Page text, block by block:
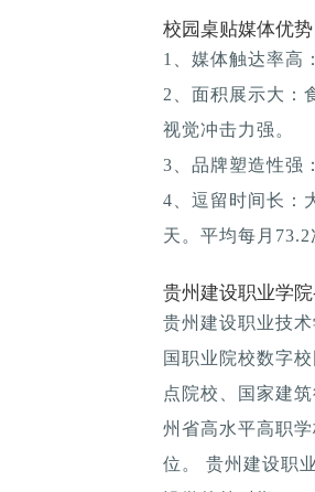
校园桌贴媒体优势
1、媒体触达率高
2、面积展示大：
视觉冲击力强。
3、品牌塑造性强
4、逗留时间长：
天。平均每月73.2
贵州建设职业学
贵州建设职业技
国职业院校数字
点院校、国家建
州省高水平高职
位。 贵州建设职